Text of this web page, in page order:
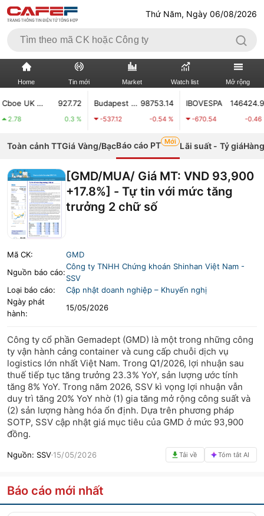
Thứ Năm, Ngày 06/08/2026
Home Tin mới Market Watch list Mở rộng
XÃ HỘI THỊ TRƯỜNG CK
BẤT ĐỘNG SẢN
TÀI CHÍNH NGÂN HÀNG TÀI CHÍNH QUỐC TẾ
KINH TẾ VĨ MÔ
THỊ TRƯỜNG
LIFESTYLE
DỰ ÁN BẤT ĐỘNG SẢN
GÓC NHÌN CHUYÊN GIA WATCH LIST
EMAGAZINE CAFEF LISTS
Cboe UK 100 927.72 Budapest Stock Index
-537.12
98753.14
-0.54 %
IBOVESPA
-670.54
146424.94
-0.46 %
Toàn cảnh TTGiá Vàng/BạcBáo cáo PT Mới Lãi suất - Tỷ giá
[GMD/MUA/ Giá MT: VND 93,900
+17.8%] - Tự tin với mức tăng
trưởng 2 chữ số
Mã CK:
GMD
Nguồn báo cáo:
Công ty TNHH Chứng khoán Shinhan Việt Nam -
SSV
Loại báo cáo:
Cập nhật doanh nghiệp – Khuyến nghị
Ngày phát
hành:
15/05/2026
Công ty cổ phần Gemadept (GMD) là một trong những công
ty vận hành cảng container và cung cấp chuỗi dịch vụ
logistics lớn nhất Việt Nam. Trong Q1/2026, lợi nhuận sau
thuế tiếp tục tăng trưởng 23.3% YoY, sản lượng ước tính
tăng 8% YoY. Trong năm 2026, SSV kì vọng lợi nhuận vẫn
duy trì tăng 20% YoY nhờ (1) gia tăng mở rộng công suất và
(2) sản lượng hàng hóa ổn định. Dựa trên phương pháp
SOTP, SSV cập nhật giá mục tiêu của GMD ở mức 93,900
đồng.
Nguồn: SSV15/05/2026 Tải về Tóm tắt AI
Báo cáo mới nhất